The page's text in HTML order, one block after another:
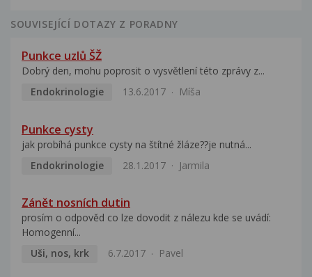
SOUVISEJÍCÍ DOTAZY Z PORADNY
Punkce uzlů ŠŽ
Dobrý den, mohu poprosit o vysvětlení této zprávy z...
Endokrinologie
13.6.2017 Míša
Punkce cysty
jak probíhá punkce cysty na štítné žláze??je nutná...
Endokrinologie
28.1.2017 Jarmila
Zánět nosních dutin
prosím o odpověd co lze dovodit z nálezu kde se uvádí:
Homogenní...
Uši, nos, krk
6.7.2017 Pavel